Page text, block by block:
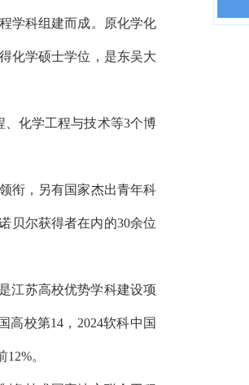
学科组建而成。原化学化
化学硕士学位，是东吴大
化学工程与技术等3个博
衔，另有国家杰出青年科
贝尔获得者在内的30余位
江苏高校优势学科建设项
校第14，2024软科中国
。